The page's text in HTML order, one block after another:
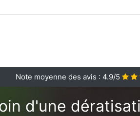
Note moyenne des avis : 4.9/5
d'une